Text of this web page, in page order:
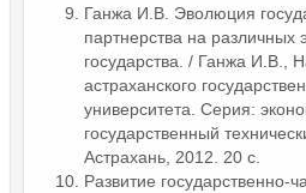
Ганжа И.В. Эволюция
партнерства на различных
государства. / Ганжа И.В.,
астраханского
университета. Серия:
государственный
Астрахань, 2012. 20 с.
Развитие государственно-